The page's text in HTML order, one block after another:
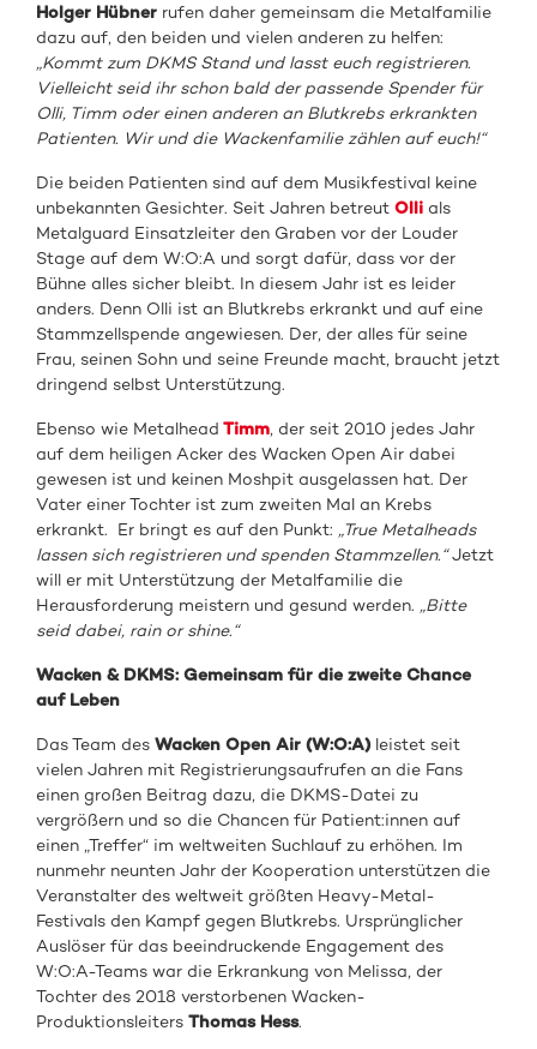
Holger Hübner rufen daher gemeinsam die Metalfamilie
dazu auf, den beiden und vielen anderen zu helfen:
„Kommt zum DKMS Stand und lasst euch registrieren.
Vielleicht seid ihr schon bald der passende Spender für
Olli, Timm oder einen anderen an Blutkrebs erkrankten
Patienten. Wir und die Wackenfamilie zählen auf euch!“
Die beiden Patienten sind auf dem Musikfestival keine
unbekannten Gesichter. Seit Jahren betreutOllials
Metalguard Einsatzleiter den Graben vor der Louder
Stage auf dem W:O:A und sorgt dafür, dass vor der
Bühne alles sicher bleibt. In diesem Jahr ist es leider
anders. Denn Olli ist an Blutkrebs erkrankt und auf eine
Stammzellspende angewiesen. Der, der alles für seine
Frau, seinen Sohn und seine Freunde macht, braucht jetzt
dringend selbst Unterstützung.
Ebenso wie Metalhead Timm, der seit 2010 jedes Jahr
auf dem heiligen Acker des Wacken Open Air dabei
gewesen ist und keinen Moshpit ausgelassen hat. Der
Vater einer Tochter ist zum zweiten Mal an Krebs
erkrankt. Er bringt es auf den Punkt: „True Metalheads
lassen sich registrieren und spenden Stammzellen.“Jetzt
will er mit Unterstützung der Metalfamilie die
Herausforderung meistern und gesund werden. „Bitte
seid dabei, rain or shine.“
Wacken & DKMS: Gemeinsam für die zweite Chance
auf Leben
Das Team desWacken Open Air (W:O:A)leistet seit
vielen Jahren mit Registrierungsaufrufen an die Fans
einen großen Beitrag dazu, die DKMS-Datei zu
vergrößern und so die Chancen für Patient:innen auf
einen „Treffer“ im weltweiten Suchlauf zu erhöhen. Im
nunmehr neunten Jahr der Kooperation unterstützen die
Veranstalter des weltweit größten Heavy-Metal-
Festivals den Kampf gegen Blutkrebs. Ursprünglicher
Auslöser für das beeindruckende Engagement des
W:O:A-Teams war die Erkrankung von Melissa, der
Tochter des 2018 verstorbenen Wacken-
ProduktionsleitersThomas Hess.